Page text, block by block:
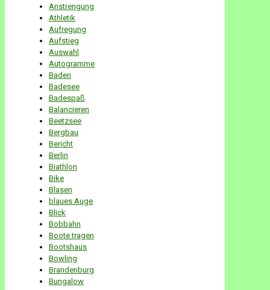
Anstrengung
Athletik
Aufregung
Aufstieg
Auswahl
Autogramme
Baden
Badesee
Badespaß
Balancieren
Beetzsee
Bergbau
Bericht
Berlin
Biathlon
Bike
Blasen
blaues Auge
Blick
Bobbahn
Boote tragen
Bootshaus
Bowling
Brandenburg
Bungalow